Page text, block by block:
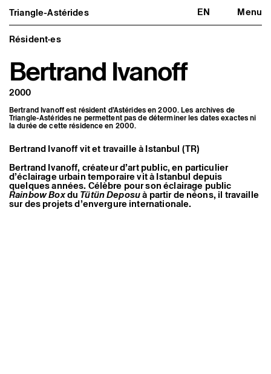
Triangle-Astérides EN Menu
Triangle-Astérides
Centre d’art contemporain
d’intérêt national
et résidence internationale d'artistes
Fermer
Présentation
À propos
Équipe et gouvernance
Formation professionnelle
Adhérer / nous soutenir
Informations pratiques
Programmation
Agenda : en cours et à venir
Expositions
Événements
Programmation éditoriale
Résident·es
Bertrand Ivanoff
2000
Bertrand Ivanoff est résident d’Astérides en 2000. Les archives de
Triangle-Astérides ne permettent pas de déterminer les dates exactes ni
la durée de cette résidence en 2000.
Bertrand Ivanoff vit et travaille à Istanbul (TR)
Bertrand Ivanoff, créateur d’art public, en particulier
d’éclairage urbain temporaire vit à Istanbul depuis
quelques années. Célèbre pour son éclairage public
Rainbow Boxdu Tütün Deposuà partir de néons, il travaille
sur des projets d’envergure internationale.